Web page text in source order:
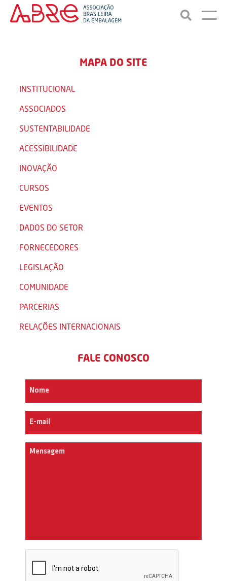
MAPA DO SITE
INSTITUCIONAL
ASSOCIADOS
SUSTENTABILIDADE
ACESSIBILIDADE
INOVAÇÃO
CURSOS
EVENTOS
DADOS DO SETOR
FORNECEDORES
LEGISLAÇÃO
COMUNIDADE
PARCERIAS
RELAÇÕES INTERNACIONAIS
FALE CONOSCO